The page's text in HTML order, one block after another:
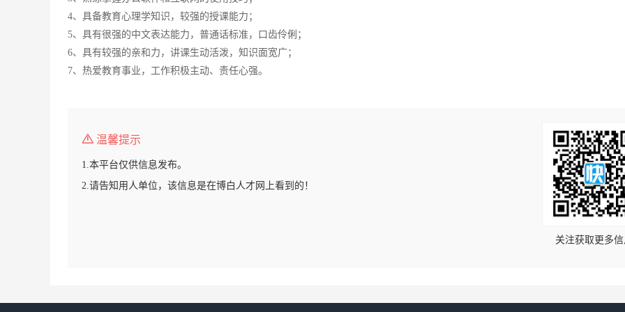
4、具备教育心理学知识，较强的授课能力；
5、具有很强的中文表达能力，普通话标准，口齿伶俐；
6、具有较强的亲和力，讲课生动活泼，知识面宽广；
7、热爱教育事业，工作积极主动、责任心强。
温馨提示
1.本平台仅供信息发布。
2.请告知用人单位，该信息是在博白人才网上看到的！
关注获取更多